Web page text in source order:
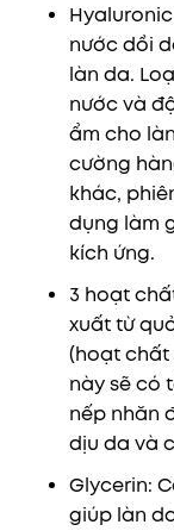
nước dồi
làn da.
nước và
ẩm cho
cường
khác,
dụng làm
kích ứng.
3 hoạt
xuất từ
(hoạt chất
này sẽ có
nếp nhăn
dịu da và
Glycerin:
giúp làn